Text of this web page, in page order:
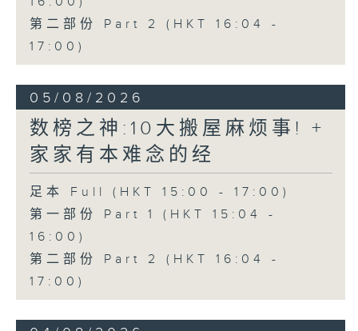
第二部份 Part 2 (HKT 16:04 -
17:00)
05/08/2026
数榜之神:10大搬屋麻烦事! +
家家有本难念的经
足本 Full (HKT 15:00 - 17:00)
第一部份 Part 1 (HKT 15:04 -
16:00)
第二部份 Part 2 (HKT 16:04 -
17:00)